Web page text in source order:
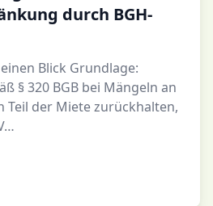
durch BGH-
Blick Grundlage:
§ 320 BGB bei Mängeln an
Teil der Miete zurückhalten,